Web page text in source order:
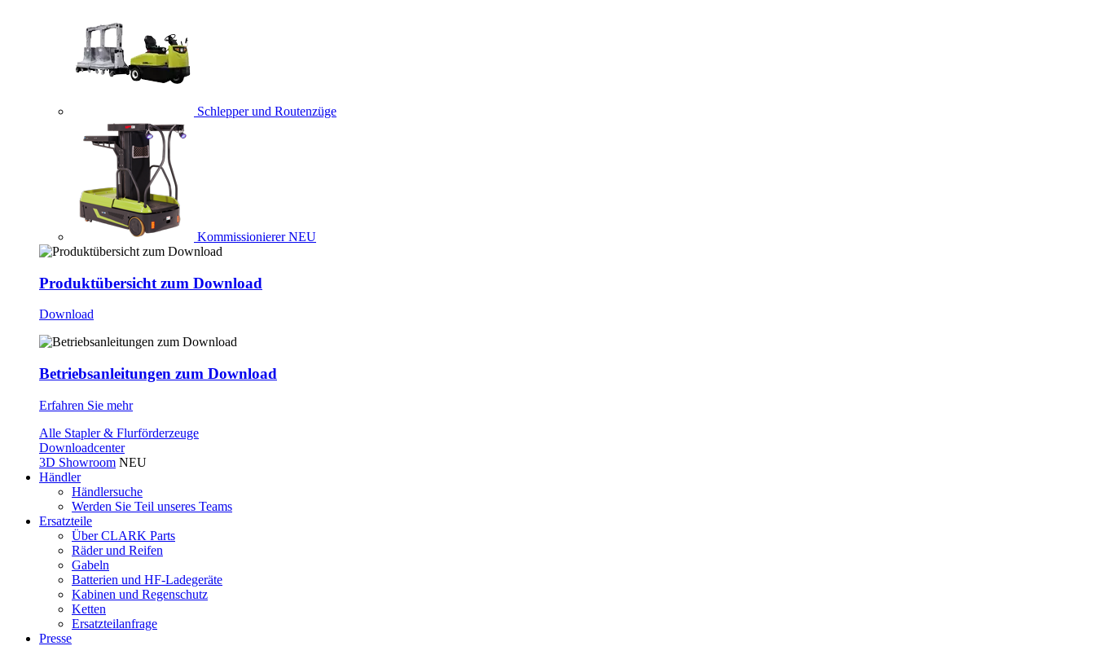
Schlepper und Routenzüge
Kommissionierer NEU
Produktübersicht zum Download
Download
Betriebsanleitungen zum Download
Erfahren Sie mehr
Alle Stapler & Flurförderzeuge
Downloadcenter
3D Showroom NEU
Händler
Händlersuche
Werden Sie Teil unseres Teams
Ersatzteile
Über CLARK Parts
Räder und Reifen
Gabeln
Batterien und HF-Ladegeräte
Kabinen und Regenschutz
Ketten
Ersatzteilanfrage
Presse